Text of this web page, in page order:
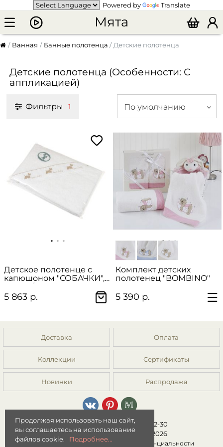
Powered by Translate
Мята
Ванная Банные полотенца Детские полотенца
Детские полотенца (Особенности: С
аппликацией)
Фильтры 1 По умолчанию
Детское полотенце с
капюшоном "СОБАЧКИ",
белый/голубой
5 863 р.
Комплект детских
полотенец "BOMBINO"
5 390 р.
Доставка Оплата
Коллекции Сертификаты
Новинки Распродажа
8 (499) 392-01-44, 8 (977) 149-22-30
Интернет-магазин "Мята" © 2026
Публичная оферта |Политика конфиденциальности
Продолжая использовать наш сайт,
вы соглашаетесь на использование
файлов cookie.
Подробнее...